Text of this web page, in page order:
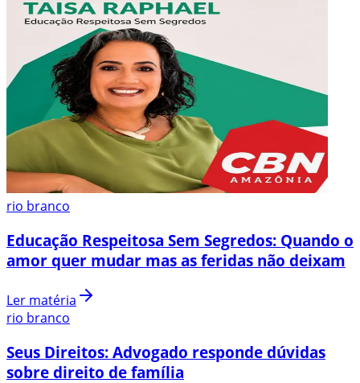
rio branco
Educação Respeitosa Sem Segredos: Quando o
amor quer mudar mas as feridas não deixam
Ler matéria
rio branco
Seus Direitos: Advogado responde dúvidas
sobre direito de família